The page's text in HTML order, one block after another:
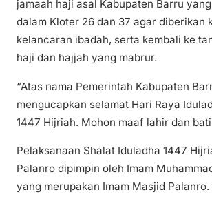
jamaah haji asal Kabupaten Barru
dalam Kloter 26 dan 37 agar diberikan
kelancaran ibadah, serta kembali ke
haji dan hajjah yang mabrur.
“Atas nama Pemerintah Kabupaten
mengucapkan selamat Hari Raya
1447 Hijriah. Mohon maaf lahir dan
Pelaksanaan Shalat Iduladha 1447
Palanro dipimpin oleh Imam
yang merupakan Imam Masjid